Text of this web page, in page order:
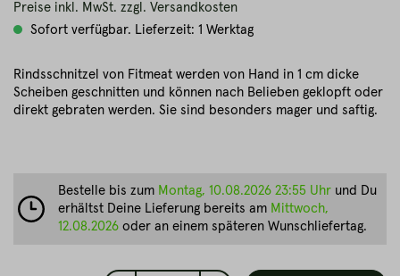
Preise inkl. MwSt. zzgl. Versandkosten
Sofort verfügbar. Lieferzeit: 1 Werktag
Rindsschnitzel von Fitmeat werden von Hand in 1 cm dicke
Scheiben geschnitten und können nach Belieben geklopft oder
direkt gebraten werden. Sie sind besonders mager und saftig.
Bestelle bis zum Montag, 10.08.2026 23:55 Uhr und Du
erhältst Deine Lieferung bereits am Mittwoch,
12.08.2026 oder an einem späteren Wunschliefertag.